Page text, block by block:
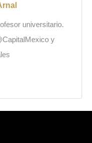
universitario.
y